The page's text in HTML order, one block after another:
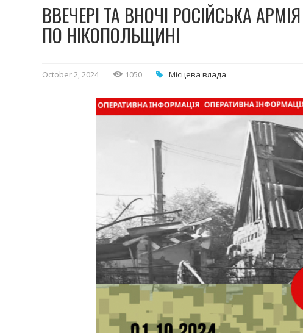
ВВЕЧЕРІ ТА ВНОЧІ РОСІЙСЬКА
ПО НІКОПОЛЬЩИНІ
October 2, 2024 1050 Місцева влада